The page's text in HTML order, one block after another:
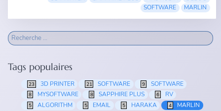
SOFTWARE
MARLIN
Tags populaires
23 3D PRINTER 21 SOFTWARE 9 SOFTWARE
8 MYSOFTWARE 8 SAPPHIRE PLUS 6 RV
5 ALGORITHM 5 EMAIL 5 HARAKA 4 MARLIN